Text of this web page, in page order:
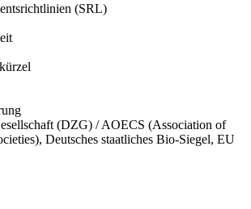
(SRL)
(DZG) / AOECS (Association of
Deutsches staatliches Bio-Siegel, EU